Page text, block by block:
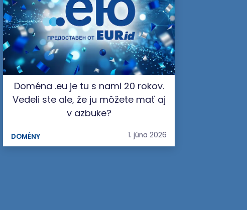
Doména .eu je tu s nami 20 rokov.
Vedeli ste ale, že ju môžete mať aj
v azbuke?
DOMÉNY 1. júna 2026